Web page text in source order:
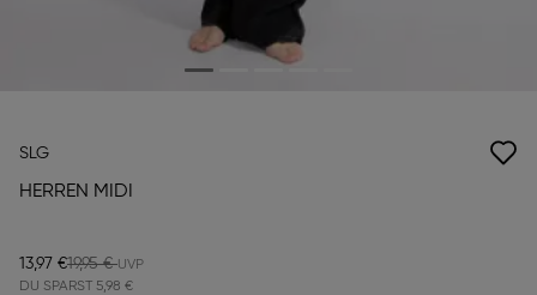
SLG
HERREN MIDI
13,97 €19,95 €
DU SPARST 5,98 €